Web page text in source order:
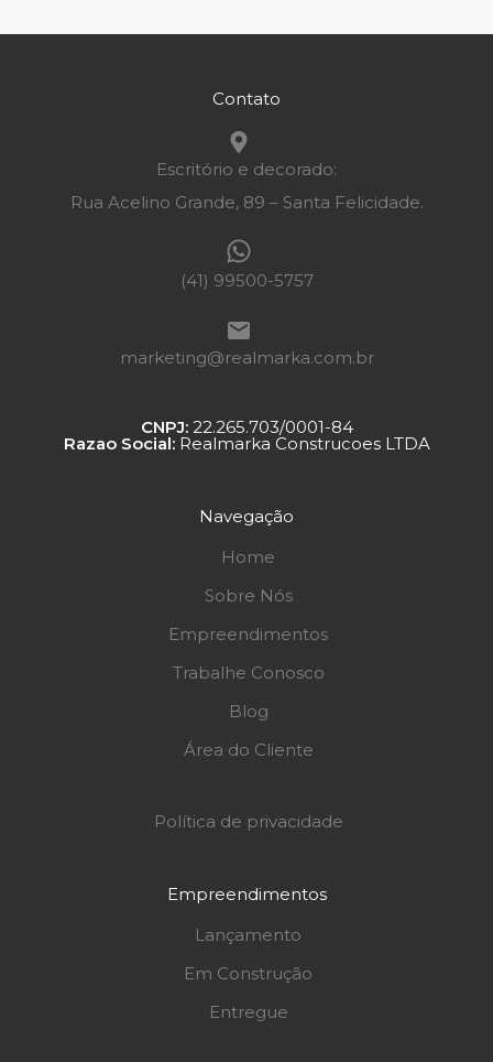
Contato
Escritório e decorado:
Rua Acelino Grande, 89 – Santa Felicidade.
(41) 99500-5757
marketing@realmarka.com.br
CNPJ:22.265.703/0001-84
Razao Social:Realmarka Construcoes LTDA
Navegação
Home
Sobre Nós
Empreendimentos
Trabalhe Conosco
Blog
Área do Cliente
Política de privacidade
Empreendimentos
Lançamento
Em Construção
Entregue